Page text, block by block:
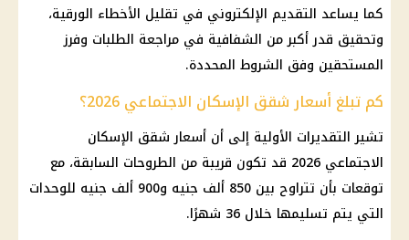
كما يساعد التقديم الإلكتروني في تقليل الأخطاء الورقية،
وتحقيق قدر أكبر من الشفافية في مراجعة الطلبات وفرز
المستحقين وفق الشروط المحددة.
كم تبلغ أسعار شقق الإسكان الاجتماعي 2026؟
تشير التقديرات الأولية إلى أن أسعار شقق الإسكان
الاجتماعي
توقعات
بأن تتراوح بين 850 ألف جنيه و900 ألف جنيه للوحدات
التي يتم تسليمها خلال 36 شهرًا.